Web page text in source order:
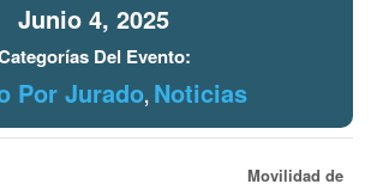
Junio 4, 2025
Del Evento:
Por Jurado, Noticias
Movilidad de